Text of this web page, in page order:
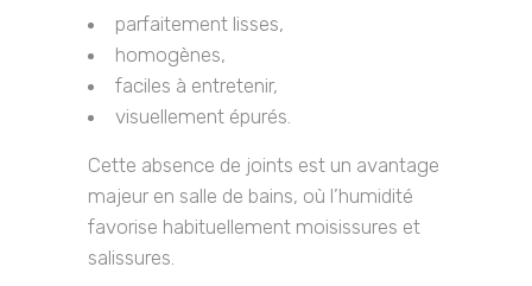
parfaitement lisses,
homogènes,
faciles à entretenir,
visuellement épurés.
Cette absence de joints est un avantage
majeur en salle de bains, où l’humidité
favorise habituellement moisissures et
salissures.